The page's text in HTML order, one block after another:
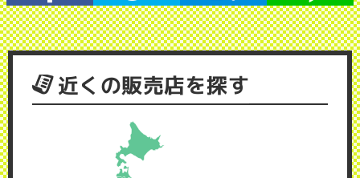
近くの販売店を探す